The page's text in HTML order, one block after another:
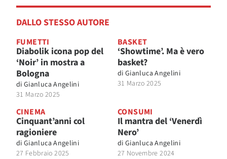
DALLO STESSO AUTORE
FUMETTI
Diabolik icona pop del
‘Noir’ in mostra a
Bologna
di Gianluca Angelini
31 Marzo 2025
BASKET
‘Showtime’. Ma è vero
basket?
di Gianluca Angelini
31 Marzo 2025
CINEMA
Cinquant’anni col
ragioniere
di Gianluca Angelini
27 Febbraio 2025
CONSUMI
Il mantra del ‘Venerdì
Nero’
di Gianluca Angelini
27 Novembre 2024